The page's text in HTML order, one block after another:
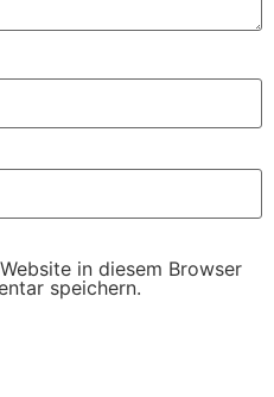
in diesem Browser
speichern.